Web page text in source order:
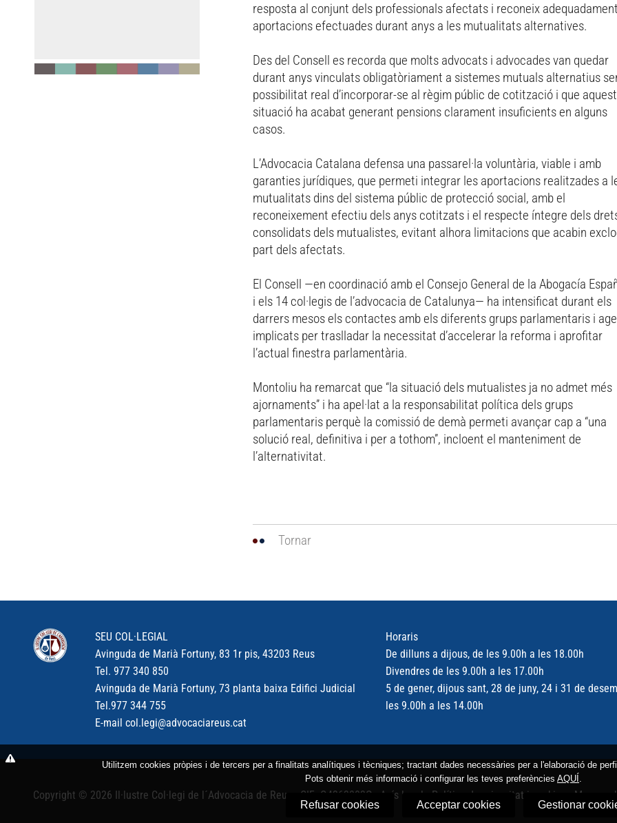
resposta al conjunt dels professionals afectats i reconeix
aportacions efectuades durant anys a les mutualitats alternatives.
Des del Consell es recorda que molts advocats i advocades van quedar
durant anys vinculats obligatòriament a sistemes mutuals alternatius
possibilitat real d’incorporar-se al règim públic de cotització i que
situació ha acabat generant pensions clarament insuficients en alguns
casos.
L’Advocacia Catalana defensa una passarel·la voluntària, viable i amb
garanties jurídiques, que permeti integrar les aportacions realitzades a
mutualitats dins del sistema públic de protecció social, amb el
reconeixement efectiu dels anys cotitzats i el respecte íntegre dels
consolidats dels mutualistes, evitant alhora limitacions que acabin
part dels afectats.
El Consell —en coordinació amb el Consejo General de la Abogacía
i els 14 col·legis de l’advocacia de Catalunya— ha intensificat durant els
darrers mesos els contactes amb els diferents grups parlamentaris i
implicats per traslladar la necessitat d’accelerar la reforma i aprofitar
l’actual finestra parlamentària.
Montoliu ha remarcat que “la situació dels mutualistes ja no admet més
ajornaments” i ha apel·lat a la responsabilitat política dels grups
parlamentaris perquè la comissió de demà permeti avançar cap a “una
solució real, definitiva i per a tothom”, incloent el manteniment de
l’alternativitat.
Tornar
SEU COL·LEGIAL
Avinguda de Marià Fortuny, 83 1r pis, 43203 Reus
Tel. 977 340 850
Avinguda de Marià Fortuny, 73 planta baixa Edifici Judicial
Tel.977 344 755
E-mail col.legi@advocaciareus.cat
Horaris
De dilluns a dijous, de les 9.00h a les 18.00h
Divendres de les 9.00h a les 17.00h
5 de gener, dijous sant, 28 de juny, 24 i 31 de
les 9.00h a les 14.00h
Copyright © 2026 Il·lustre Col·legi de l´Advocacia de Reus - CIF: Q4363003G - Avís legal Política de privacitat i cookies Mapa web
Utilitzem cookies pròpies i de tercers per a finalitats analítiques i tècniques; tractant dades necessàries per a l'elaboració de
Pots obtenir més informació i configurar les teves preferències AQUÍ .
Refusar cookies Acceptar cookies Gestionar